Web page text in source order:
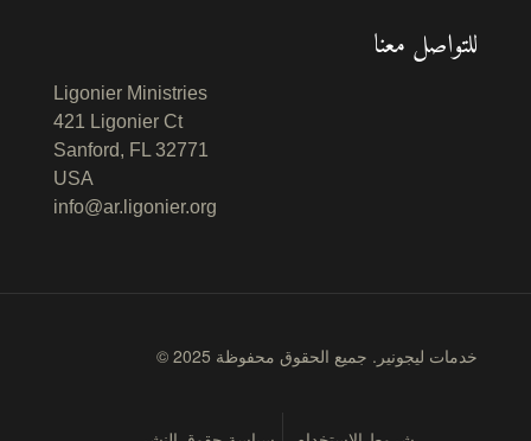
للتواصل معنا
Ligonier Ministries
421 Ligonier Ct
Sanford, FL 32771
USA
info@ar.ligonier.org
© 2025 خدمات ليجونير. جميع الحقوق محفوظة